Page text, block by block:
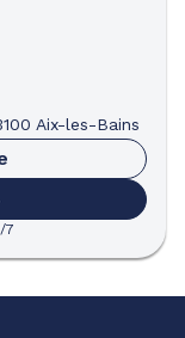
Aix-les-Bains
7